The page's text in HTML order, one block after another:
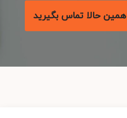
همین حالا تماس بگیرید